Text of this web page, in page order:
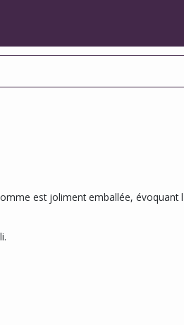
est joliment emballée, évoquant